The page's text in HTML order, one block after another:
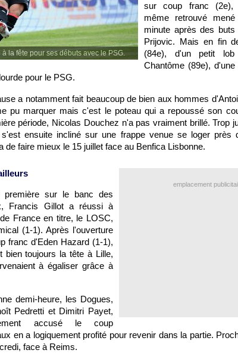
la fête pour ses débuts avec le PSG.
sur coup franc
même retrouvé
minute après des
Prijovic. Mais en fin
(84e), d'un petit
Chantôme (89e),
pour le PSG.
a notamment fait beaucoup de bien aux hommes
pu marquer mais c'est le poteau qui a repoussé son
période, Nicolas Douchez n'a pas vraiment brillé. Trop
ensuite incliné sur une frappe venue se loger près
de faire mieux le 15 juillet face au Benfica Lisbonne.
emplacement
sur le banc des
, Francis Gillot a réussi à
France en titre, le LOSC,
(1-1). Après l'ouverture
franc d'Eden Hazard (1-1),
bien toujours la tête à Lille,
à égaliser grâce à
demi-heure, les Dogues,
Pedretti et Dimitri Payet,
accusé le coup
en a logiquement profité pour revenir dans la partie.
face à Reims.